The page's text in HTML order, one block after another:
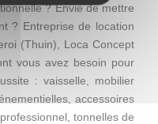
? Envie de mettre
? Entreprise de location
(Thuin), Loca Concept
vous avez besoin pour
: vaisselle, mobilier
accessoires
tonnelles de